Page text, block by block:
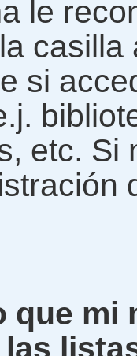
le
casilla
si
etc. Si
que mi
las